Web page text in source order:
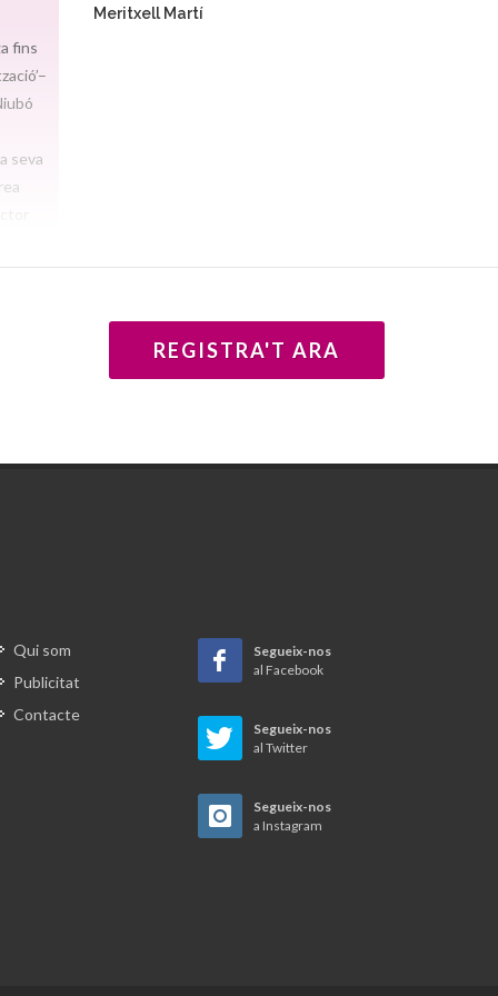
fins
seva
i
Meritxell Martí
REGISTRA'T ARA
Qui som
Publicitat
Contacte
Segueix-nos
al Facebook
Segueix-nos
al Twitter
Segueix-nos
a Instagram